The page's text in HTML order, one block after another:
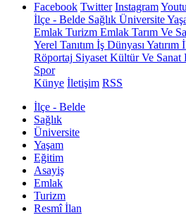
Facebook Twitter Instagram
İlçe - Belde Sağlık Üniversite
Emlak Turizm Emlak Tarım Ve
Yerel Tanıtım İş Dünyası Yatırım
Röportaj Siyaset Kültür Ve Sanat
Spor
Künye İletişim RSS
İlçe - Belde
Sağlık
Üniversite
Yaşam
Eğitim
Asayiş
Emlak
Turizm
Resmî İlan